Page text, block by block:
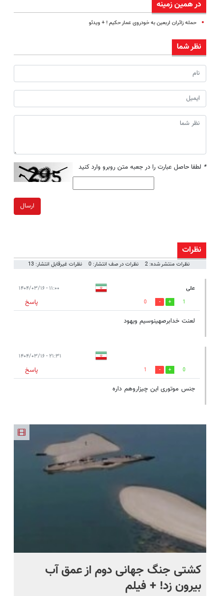
در همین زمینه
حمله زائران اربعین به خودروی عمار حکیم ! + ویدئو
نظر شما
* لطفا حاصل عبارت را در جعبه متن روبرو وارد کنید
ارسال
نظرات
نظرات منتشر شده: 2 نظرات در صف انتشار: 0 نظرات غیرقابل انتشار: 13
علی ۱۱:۰۰ - ۱۴۰۴/۰۳/۱۶
1
0
پاسخ
لعنت خدابرصهینوسیم ویهود
۲۱:۳۱ - ۱۴۰۴/۰۳/۱۶
0
1
پاسخ
جنس موتوری این چیزاروهم داره
کشتی‌ جنگ جهانی دوم از عمق آب
بیرون زد! + فیلم